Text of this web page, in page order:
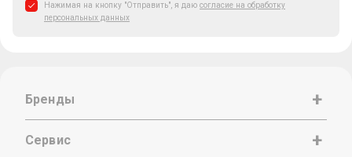
Нажимая на кнопку "Отправить", я даю согласие на обработку
персональных данных
Бренды
Сервис